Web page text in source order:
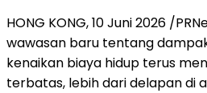
HONG KONG,10 Juni 2026 /
wawasan baru tentang
kenaikan biaya hidup terus
terbatas, lebih dari delapan di